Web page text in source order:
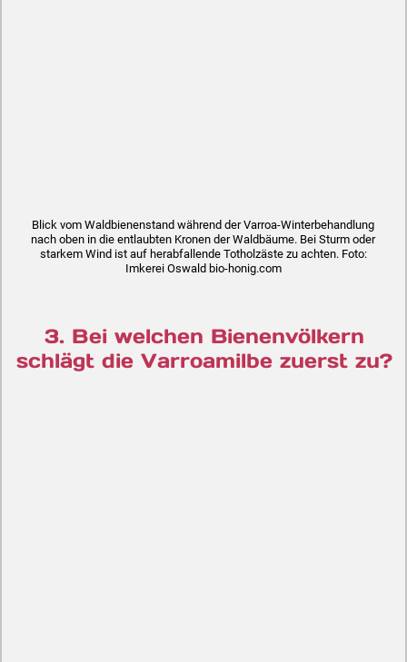
Blick vom Waldbienenstand während der Varroa-Winterbehandlung
nach oben in die entlaubten Kronen der Waldbäume. Bei Sturm oder
starkem Wind ist auf herabfallende Totholzäste zu achten. Foto:
Imkerei Oswald bio-honig.com
3. Bei welchen Bienenvölkern
schlägt die Varroamilbe zuerst zu?